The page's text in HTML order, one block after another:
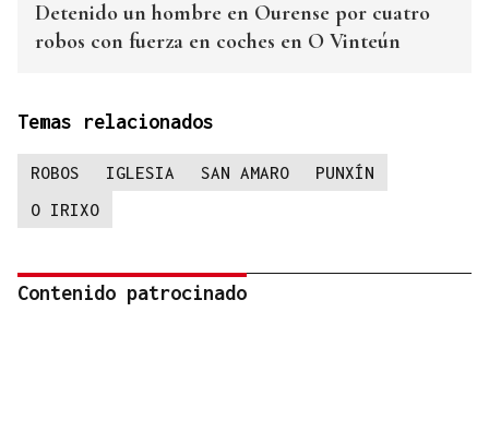
Detenido un hombre en Ourense por cuatro
robos con fuerza en coches en O Vinteún
Temas relacionados
ROBOS IGLESIA SAN AMARO
PUNXÍN
O IRIXO
Contenido patrocinado